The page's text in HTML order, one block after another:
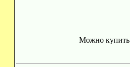
Можно купить